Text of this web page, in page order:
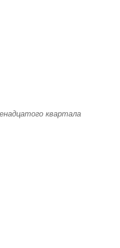
квартала